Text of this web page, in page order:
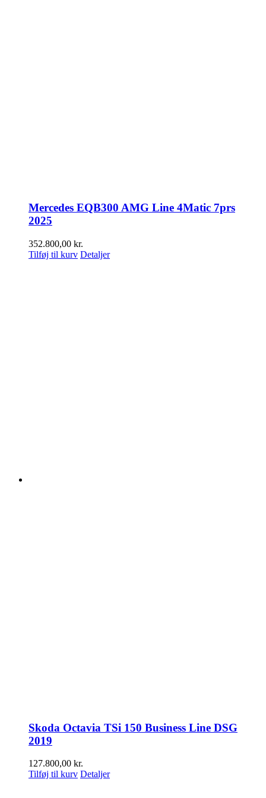
Mercedes EQB300 AMG Line 4Matic 7prs
2025
352.800,00 kr.
Tilføj til kurv Detaljer
Skoda Octavia TSi 150 Business Line DSG
2019
127.800,00 kr.
Tilføj til kurv Detaljer